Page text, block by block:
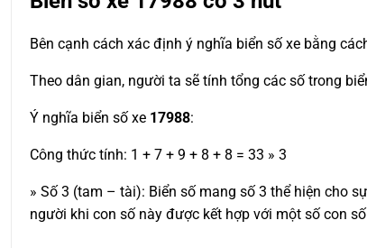
Bên cạnh cách xác định ý nghĩa biển số xe bằng
Theo dân gian, người ta sẽ tính tổng các số trong
Ý nghĩa biển số xe 17988:
Công thức tính: 1 + 7 + 9 + 8 + 8 = 33 » 3
» Số 3 (tam – tài): Biển số mang số 3 thể hiện cho
người khi con số này được kết hợp với một số con